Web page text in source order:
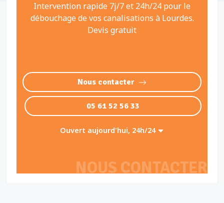
NOUS CONTACTER
Intervention rapide 7j/7 et 24h/24 pour le
débouchage de vos canalisations à Lourdes.
Devis gratuit
Nous contacter
05 61 52 56 33
Ouvert aujourd'hui, 24h/24